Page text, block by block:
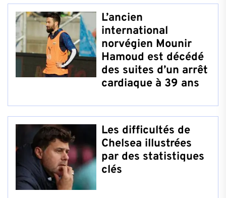
L’ancien
international
norvégien Mounir
Hamoud est décédé
des suites d’un arrêt
cardiaque à 39 ans
Les difficultés de
Chelsea illustrées
par des statistiques
clés